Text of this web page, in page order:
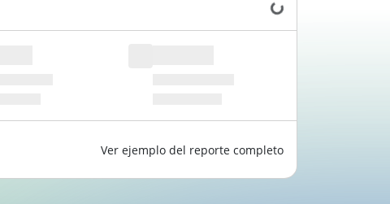
Cargando datos...
Ver ejemplo del reporte completo